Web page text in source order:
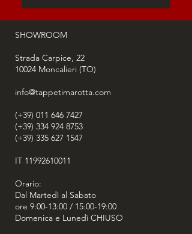
speciale, annodando manualmente
tutto il tappeto con altissima sapienza
ed interpretando gli antichi disegni
Una volta creato il manufatto
intessuto, si effettuerà la finitura,
lavaggi specifici, per saldarne la trama
fase di asciugatura: il naturale calore
del Sole primaverile ed estivo gli
conferirà una luce ed un carattere
assolutamente unici.
SHOWROOM
Strada Carpice, 22
10024 Moncalieri (TO)
info@tappetimarotta.com
(+39) 011 646 7427
(+39) 334 924 8753
(+39) 335 627 1547
IT 11992610011
Orario:
Dal Martedì al Sabato
ore 9:00-13:00 / 15:00-19:00
Domenica e Lunedì CHIUSO